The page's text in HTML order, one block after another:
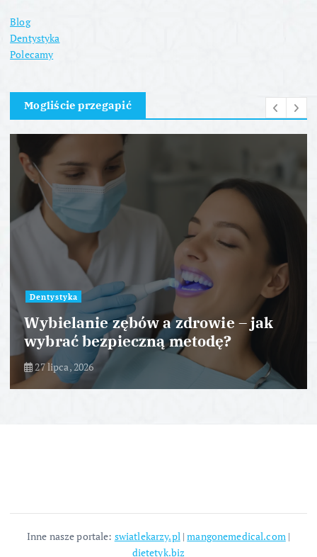
Blog
Dentystyka
Polecamy
Mogliście przegapić
Dentystyka
Wybielanie zębów a zdrowie – jak
wybrać bezpieczną metodę?
27 lipca, 2026
Inne nasze portale: swiatlekarzy.pl|mangonemedical.com|
dietetyk.biz